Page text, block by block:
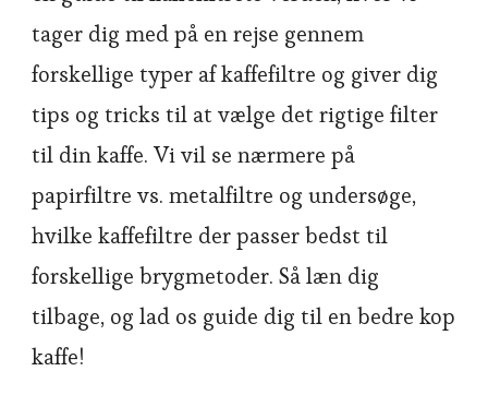
tager dig med på en rejse gennem
forskellige typer af kaffefiltre og giver dig
tips og tricks til at vælge det rigtige filter
til din kaffe. Vi vil se nærmere på
papirfiltre vs. metalfiltre og undersøge,
hvilke kaffefiltre der passer bedst til
forskellige brygmetoder. Så læn dig
tilbage, og lad os guide dig til en bedre kop
kaffe!